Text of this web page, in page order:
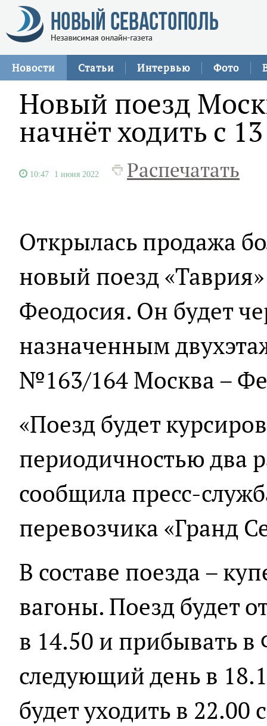
Новости Статьи Интервью Фото
Новый поезд
начнёт ходить с
10:47 1 июня 2022 Распечатать
Открылась продажа
новый поезд
Феодосия. Он будет
назначенным
№163/164 Москва –
«Поезд будет
периодичностью два
сообщила пресс-
перевозчика «Гранд
В составе поезда –
вагоны. Поезд будет
в 14.50 и прибывать
следующий день в
будет уходить в